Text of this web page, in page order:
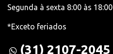
Segunda à sexta 8:00 às 18:00
*Exceto feriados
(31) 2107-2045